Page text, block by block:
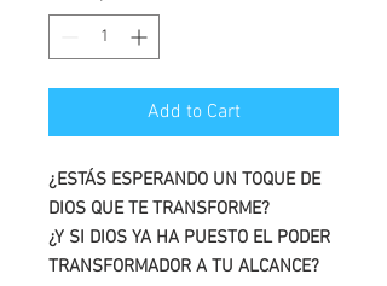
Add to Cart
¿ESTÁS ESPERANDO UN TOQUE DE
DIOS QUE TE TRANSFORME?
¿Y SI DIOS YA HA PUESTO EL PODER
TRANSFORMADOR A TU ALCANCE?